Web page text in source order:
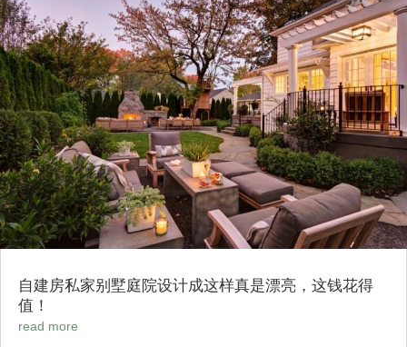
自建房私家别墅庭院设计成这样真是漂亮，这钱花得
值！
read more